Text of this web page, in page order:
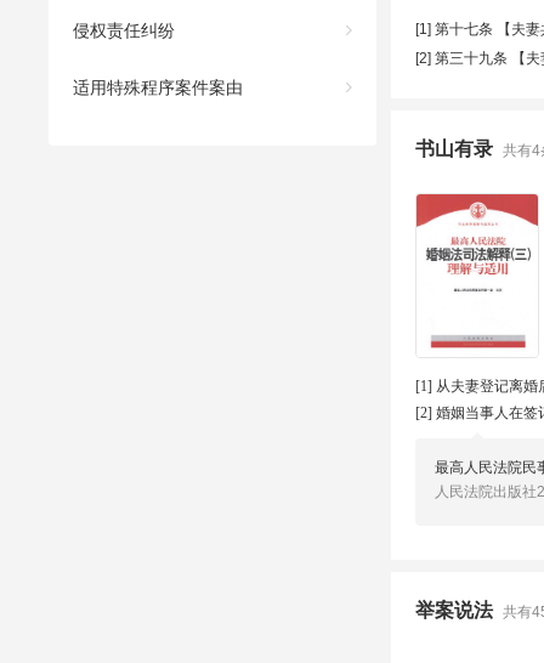
侵权责任纠纷
适用特殊程序案件案由
书山有录 共有4
最高人民法院民
人民法院出版社
举案说法 共有